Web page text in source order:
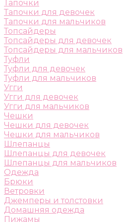
Тапочки
Тапочки для девочек
Тапочки для мальчиков
Топсайдеры
Топсайдеры для девочек
Топсайдеры для мальчиков
Туфли
Туфли для девочек
Туфли для мальчиков
Угги
Угги для девочек
Угги для мальчиков
Чешки
Чешки для девочек
Чешки для мальчиков
Шлепанцы
Шлепанцы для девочек
Шлепанцы для мальчиков
Одежда
Брюки
Ветровки
Джемперы и толстовки
Домашняя одежда
Пижамы